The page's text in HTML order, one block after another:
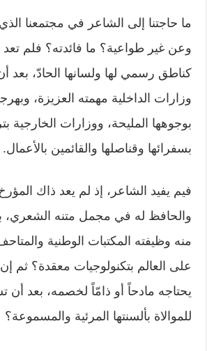
ما حاجتنا إلى الشاعر في مجتمعنا
وعن غير طواعية؟ ما فائدته؟ فلم تعد
كناطق رسمي لها ولسانها الحادّ،
وزارات الداخلية مهمته العزيزة،
بوجوهها المليحة، ووزارات الخارجية
بسفرائها وقناصلها والقائمين بالأعمال.
فيم يفيد الشاعر، إذ لم يعد ذاك المؤرخ
والحافظ له في مجمل متنه الشعري،
منه وظيفته المكتبات الوطنية
على العالم بتكنولوجيات معقدة؟ ثم
يحتاجه مادحاً أو ذامّاً لخصمه، بعد
للموالاة بألسنتها المرئية والمسموعة؟